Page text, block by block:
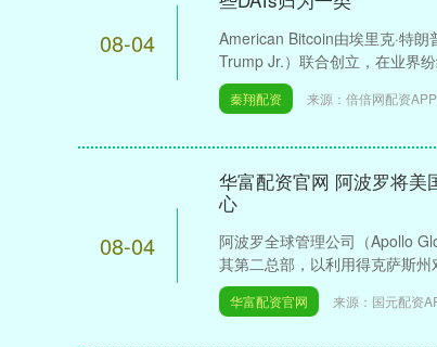
08-04
American Bitcoin由埃里克·特
Trump Jr.）联合创立，在业界
秦翔配资 来源：倍倍网配资
08-04
华富配资官网 阿波罗将美
心
阿波罗全球管理公司（Apollo
其第二总部，以利用得克萨斯
华富配资官网 来源：国元配资